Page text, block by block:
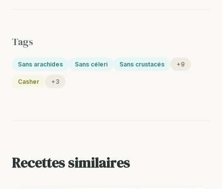
Tags
Sans arachides Sans céleri Sans crustacés +9
Casher +3
Recettes similaires